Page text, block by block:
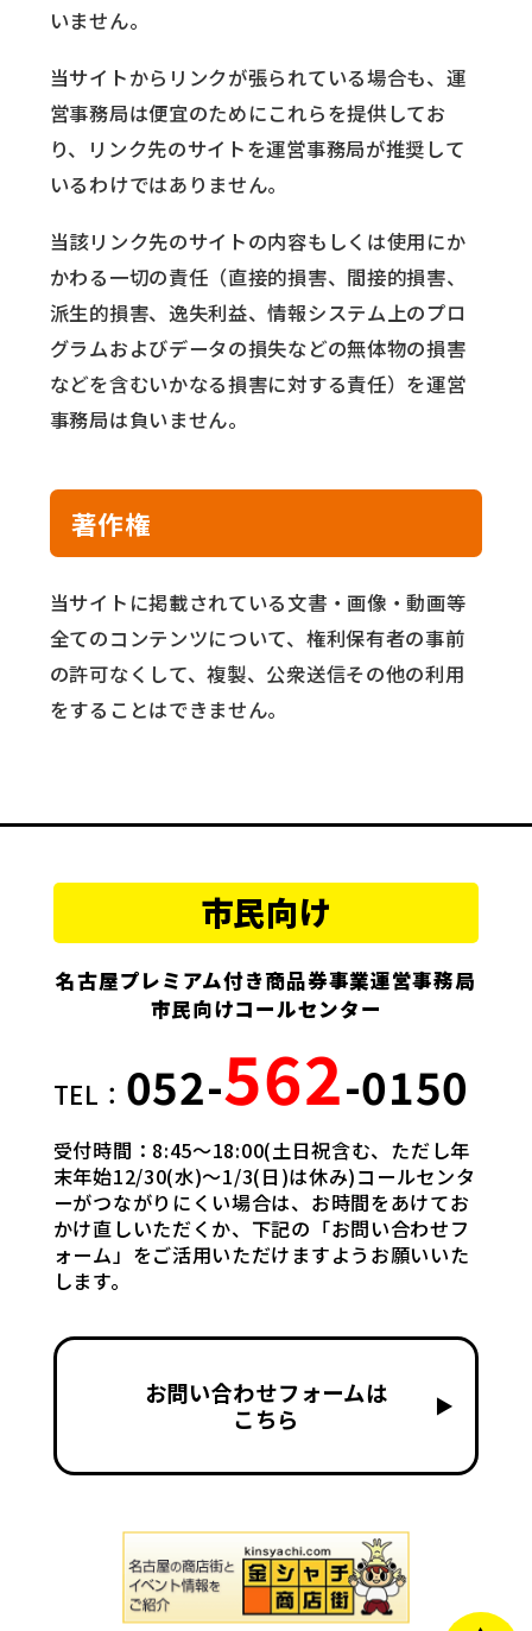
いません。
当サイトからリンクが張られている場合も、運
営事務局は便宜のためにこれらを提供してお
り、リンク先のサイトを運営事務局が推奨して
いるわけではありません。
当該リンク先のサイトの内容もしくは使用にか
かわる一切の責任（直接的損害、間接的損害、
派生的損害、逸失利益、情報システム上のプロ
グラムおよびデータの損失などの無体物の損害
などを含むいかなる損害に対する責任）を運営
事務局は負いません。
著作権
当サイトに掲載されている文書・画像・動画等
全てのコンテンツについて、権利保有者の事前
の許可なくして、複製、公衆送信その他の利用
をすることはできません。
市民向け
名古屋プレミアム付き商品券事業運営事務局
市民向けコールセンター
TEL： 052-562-0150
受付時間：8:45〜18:00(土日祝含む、ただし年
末年始12/30(水)〜1/3(日)は休み)コールセンタ
ーがつながりにくい場合は、お時間をあけてお
かけ直しいただくか、下記の「お問い合わせフ
ォーム」をご活用いただけますようお願いいた
します。
お問い合わせフォームは
こちら
▶